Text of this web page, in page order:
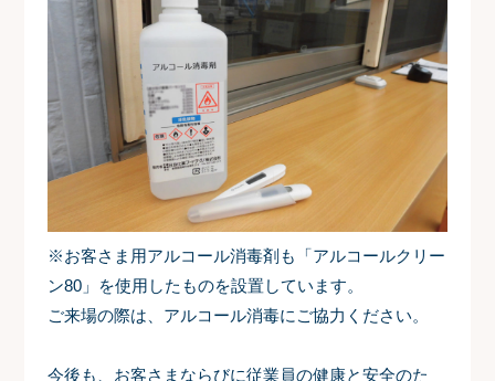
※お客さま用アルコール消毒剤も「アルコールクリー
ン80」を使用したものを設置しています。
ご来場の際は、アルコール消毒にご協力ください。
今後も、お客さまならびに従業員の健康と安全のた